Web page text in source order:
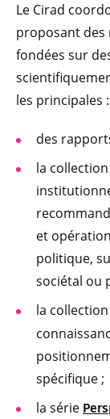
Le Cirad
proposant des
fondées sur
les principales :
des
la collection
et
politique,
sociétal ou
la collection
spécifique ;
la série